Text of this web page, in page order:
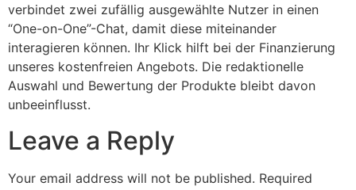
verbindet zwei zufällig ausgewählte Nutzer in einen
“One-on-One”-Chat, damit diese miteinander
interagieren können. Ihr Klick hilft bei der Finanzierung
unseres kostenfreien Angebots. Die redaktionelle
Auswahl und Bewertung der Produkte bleibt davon
unbeeinflusst.
Leave a Reply
Your email address will not be published. Required